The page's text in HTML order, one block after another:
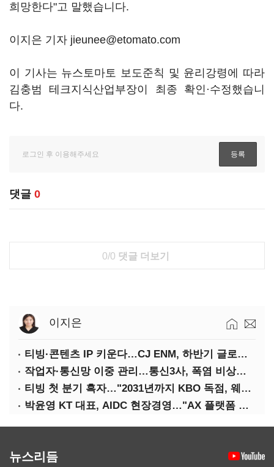
희망한다"고 말했습니다.
이지은 기자 jieunee@etomato.com
이 기사는 뉴스토마토 보도준칙 및 윤리강령에 따라
김충범 테크지식산업부장이 최종 확인·수정했습니
다.
댓글 0
0/0 댓글 더보기
이지은
티빙·콘텐츠 IP 키운다…CJ ENM, 하반기 글로벌 확장 가속
작업자·통신망 이중 관리…통신3사, 폭염 비상대응 돌입
티빙 첫 분기 흑자…"2031년까지 KBO 독점, 웨이브 합병도 속도"
박윤영 KT 대표, AIDC 현장경영…"AX 플랫폼 핵심 인프라로 키운다"
뉴스리듬